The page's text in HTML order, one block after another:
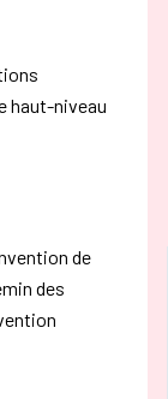
haut-niveau
de
des